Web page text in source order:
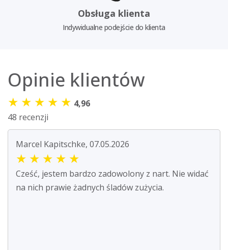
Obsługa klienta
Indywidualne podejście do klienta
Opinie klientów
★ ★ ★ ★ ★ 4,96
48 recenzji
Marcel Kapitschke, 07.05.2026
★ ★ ★ ★ ★
Cześć, jestem bardzo zadowolony z nart. Nie widać
na nich prawie żadnych śladów zużycia.